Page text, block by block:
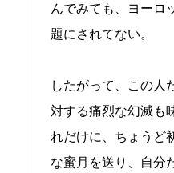
んでみても、ヨーロ
題にされてない。
したがって、この人
対する痛烈な幻滅も
れだけに、ちょうど
な蜜月を送り、自分